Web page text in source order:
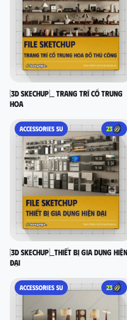
[3D SKECHUP]_ Trang trí cổ Trung
Hoa
ACCESSORIES SU 23
[3D SKECHUP]_Thiết bị gia dụng hiện
đại
ACCESSORIES SU 23